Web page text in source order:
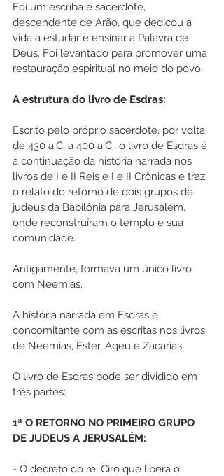
Foi um escriba e sacerdote,
descendente de Arão, que dedicou a
vida a estudar e ensinar a Palavra de
Deus. Foi levantado para promover uma
restauração espiritual no meio do povo.
A estrutura do livro de Esdras:
Escrito pelo próprio sacerdote, por volta
de 430 a.C. a 400 a.C., o livro de Esdras é
a continuação da história narrada nos
livros de I e II Reis e I e II Crônicas e traz
o relato do retorno de dois grupos de
judeus da Babilônia para Jerusalém,
onde reconstruíram o templo e sua
comunidade.
Antigamente, formava um único livro
com Neemias.
A história narrada em Esdras é
concomitante com as escritas nos livros
de Neemias, Ester, Ageu e Zacarias.
O livro de Esdras pode ser dividido em
três partes:
1ª O RETORNO NO PRIMEIRO GRUPO
DE JUDEUS A JERUSALÉM:
- O decreto do rei Ciro que libera o